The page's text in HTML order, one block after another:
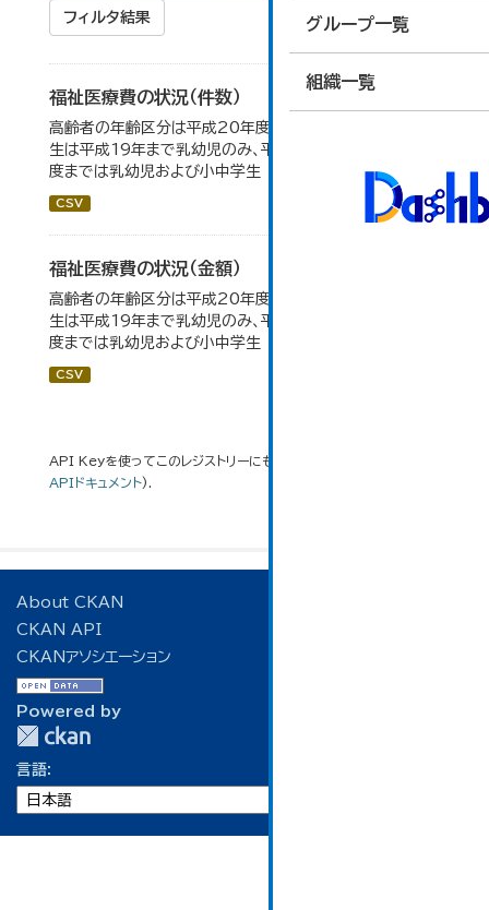
グループ一覧
組織一覧
フィルタ結果
福祉医療費の状況（件数）
高齢者の年齢区分は平成20年度から変更 乳幼児・小中高
生は平成19年まで乳幼児のみ、平成20年度から令和元年
度までは乳幼児および小中学生
CSV
福祉医療費の状況（金額）
高齢者の年齢区分は平成20年度から変更 乳幼児・小中高
生は平成19年まで乳幼児のみ、平成20年度から令和元年
度までは乳幼児および小中学生
CSV
API Keyを使ってこのレジストリーにもアクセス可能です
APIドキュメント).
About CKAN
CKAN API
CKANアソシエーション
Powered by
言語